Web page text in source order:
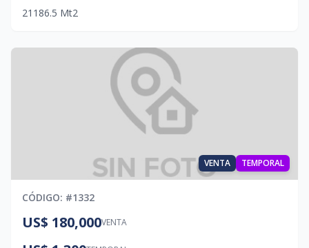
21 186.5 Mt2
VENTA TEMPORAL
CÓDIGO: #1332
VENTA
US$ 180,000